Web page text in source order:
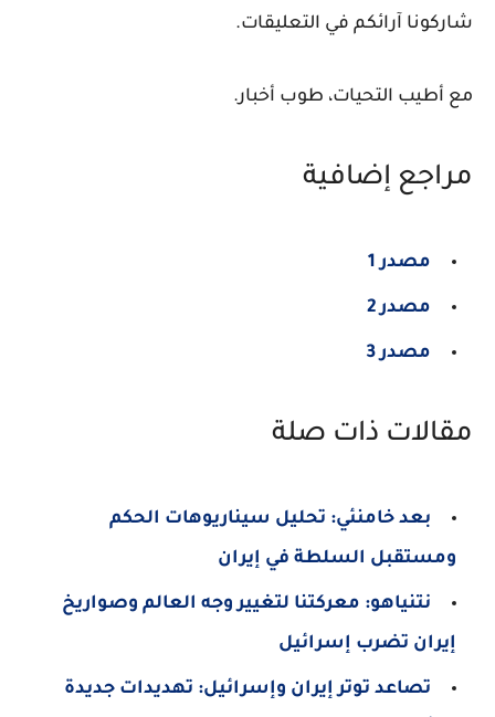
شاركونا آرائكم في التعليقات.
مع أطيب التحيات، طوب أخبار.
مراجع إضافية
مصدر 1
مصدر 2
مصدر 3
مقالات ذات صلة
بعد خامنئي: تحليل سيناريوهات الحكم
ومستقبل السلطة في إيران
نتنياهو: معركتنا لتغيير وجه العالم وصواريخ
إيران تضرب إسرائيل
تصاعد توتر إيران وإسرائيل: تهديدات جديدة